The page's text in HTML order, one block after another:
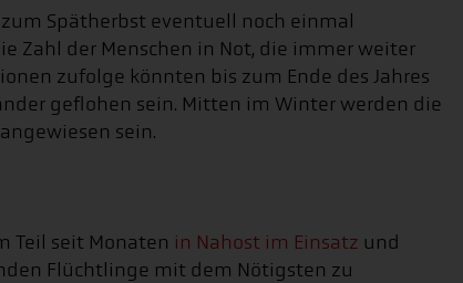
Spätherbst eventuell noch einmal
Zahl der Menschen in Not, die immer weiter
zufolge könnten bis zum Ende des Jahres
geflohen sein. Mitten im Winter werden die
sein.
Teil seit Monaten in Nahost im Einsatz und
Flüchtlinge mit dem Nötigsten zu